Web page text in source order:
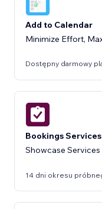
Add to Calendar
Minimize Effort,
Dostępny darmowy
Bookings Services
Showcase
14 dni okresu